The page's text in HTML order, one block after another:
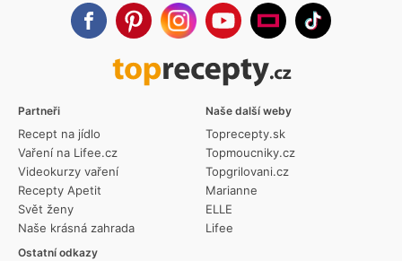
Partneři
Recept na jídlo
Vaření na Lifee.cz
Videokurzy vaření
Recepty Apetit
Svět ženy
Naše krásná zahrada
Ostatní odkazy
Naše další weby
Toprecepty.sk
Topmoucniky.cz
Topgrilovani.cz
Marianne
ELLE
Lifee